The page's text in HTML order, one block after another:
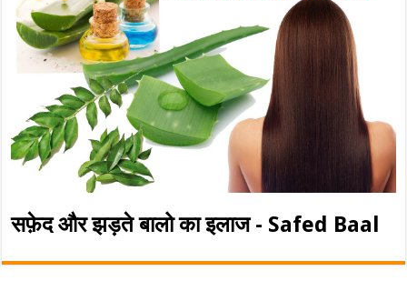
सफ़ेद और झड़ते बालो का इलाज - Safed Baal